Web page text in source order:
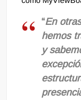
“En
hemos
y